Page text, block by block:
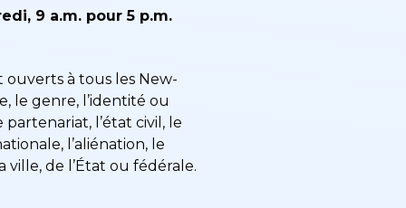
9 a.m. pour 5 p.m.
ouverts à tous les New-
le genre, l’identité ou
partenariat, l’état civil, le
l’aliénation, le
de l’État ou fédérale.